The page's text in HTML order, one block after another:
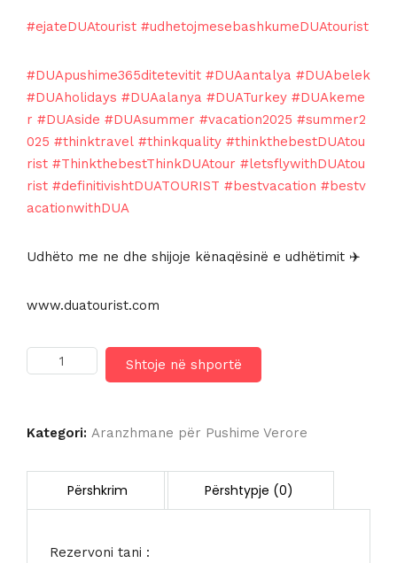
#ejateDUAtourist #udhetojmesebashkumeDUAtourist
#DUApushime365ditetevitit #DUAantalya #DUAbelek
#DUAholidays #DUAalanya #DUATurkey #DUAkeme
r #DUAside #DUAsummer #vacation2025 #summer2
025 #thinktravel #thinkquality #thinkthebestDUAtou
rist #ThinkthebestThinkDUAtour #letsflywithDUAtou
rist #definitivishtDUATOURIST #bestvacation #bestv
acationwithDUA
Udhëto me ne dhe shijoje kënaqësinë e udhëtimit ✈️
www.duatourist.com
Sasi
DELPHIN
HOTEL
Shtoje në shportë
Kategori: Aranzhmane për Pushime Verore
Rezervoni tani :